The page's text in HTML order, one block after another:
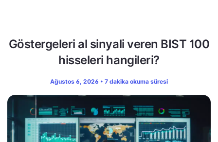
Göstergeleri al sinyali veren BIST 100
hisseleri hangileri?
Ağustos 6, 2026 • 7 dakika okuma süresi